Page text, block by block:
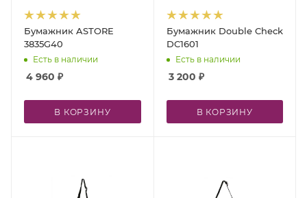
Бумажник ASTORE
3835G40
Есть в наличии
4 960 ₽
В КОРЗИНУ
Бумажник Double Check
DC1601
Есть в наличии
3 200 ₽
В КОРЗИНУ